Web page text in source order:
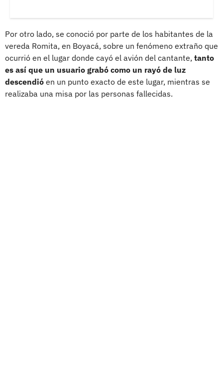
Por otro lado, se conoció por parte de los habitantes de la
vereda Romita, en Boyacá, sobre un fenómeno extraño que
ocurrió en el lugar donde cayó el avión del cantante, tanto
es así que un usuario grabó como un rayó de luz
descendió en un punto exacto de este lugar, mientras se
realizaba una misa por las personas fallecidas.